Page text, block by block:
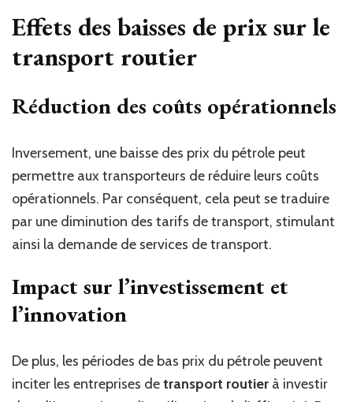
Effets des baisses de prix sur le
transport routier
Réduction des coûts opérationnels
Inversement, une baisse des prix du pétrole peut
permettre aux transporteurs de réduire leurs coûts
opérationnels. Par conséquent, cela peut se traduire
par une diminution des tarifs de transport, stimulant
ainsi la demande de services de transport.
Impact sur l’investissement et
l’innovation
De plus, les périodes de bas prix du pétrole peuvent
inciter les entreprises detransport routier à investir